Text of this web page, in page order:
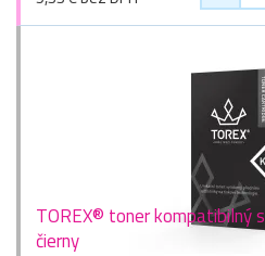
TOREX® toner
čierny